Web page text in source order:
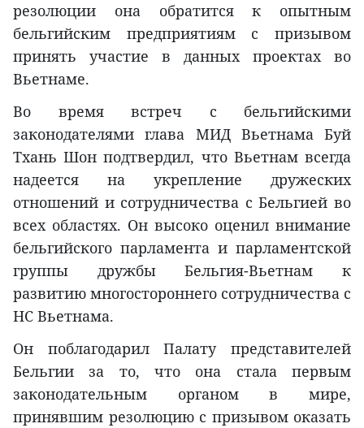
резолюции она обратится к опытным
бельгийским предприятиям с призывом
принять участие в данных проектах во
Вьетнаме.
Во время встреч с бельгийскими
законодателями глава МИД Вьетнама Буй
Тхань Шон подтвердил, что Вьетнам всегда
надеется на укрепление дружеских
отношений и сотрудничества с Бельгией во
всех областях. Он высоко оценил внимание
бельгийского парламента и парламентской
группы дружбы Бельгия-Вьетнам к
развитию многостороннего сотрудничества с
НС Вьетнама.
Он поблагодарил Палату представителей
Бельгии за то, что она стала первым
законодательным органом в мире,
принявшим резолюцию с призывом оказать